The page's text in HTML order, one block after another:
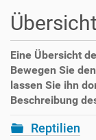
Übersicht
Eine Übersicht
Bewegen Sie
lassen Sie ihn
Beschreibung
Reptilien